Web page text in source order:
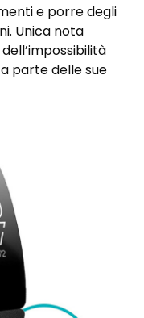
e porre degli
Unica nota
parte delle sue